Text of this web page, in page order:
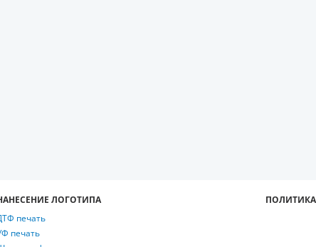
ЛОГОТИПА
печать
печать